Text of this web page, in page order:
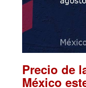
Precio de
México